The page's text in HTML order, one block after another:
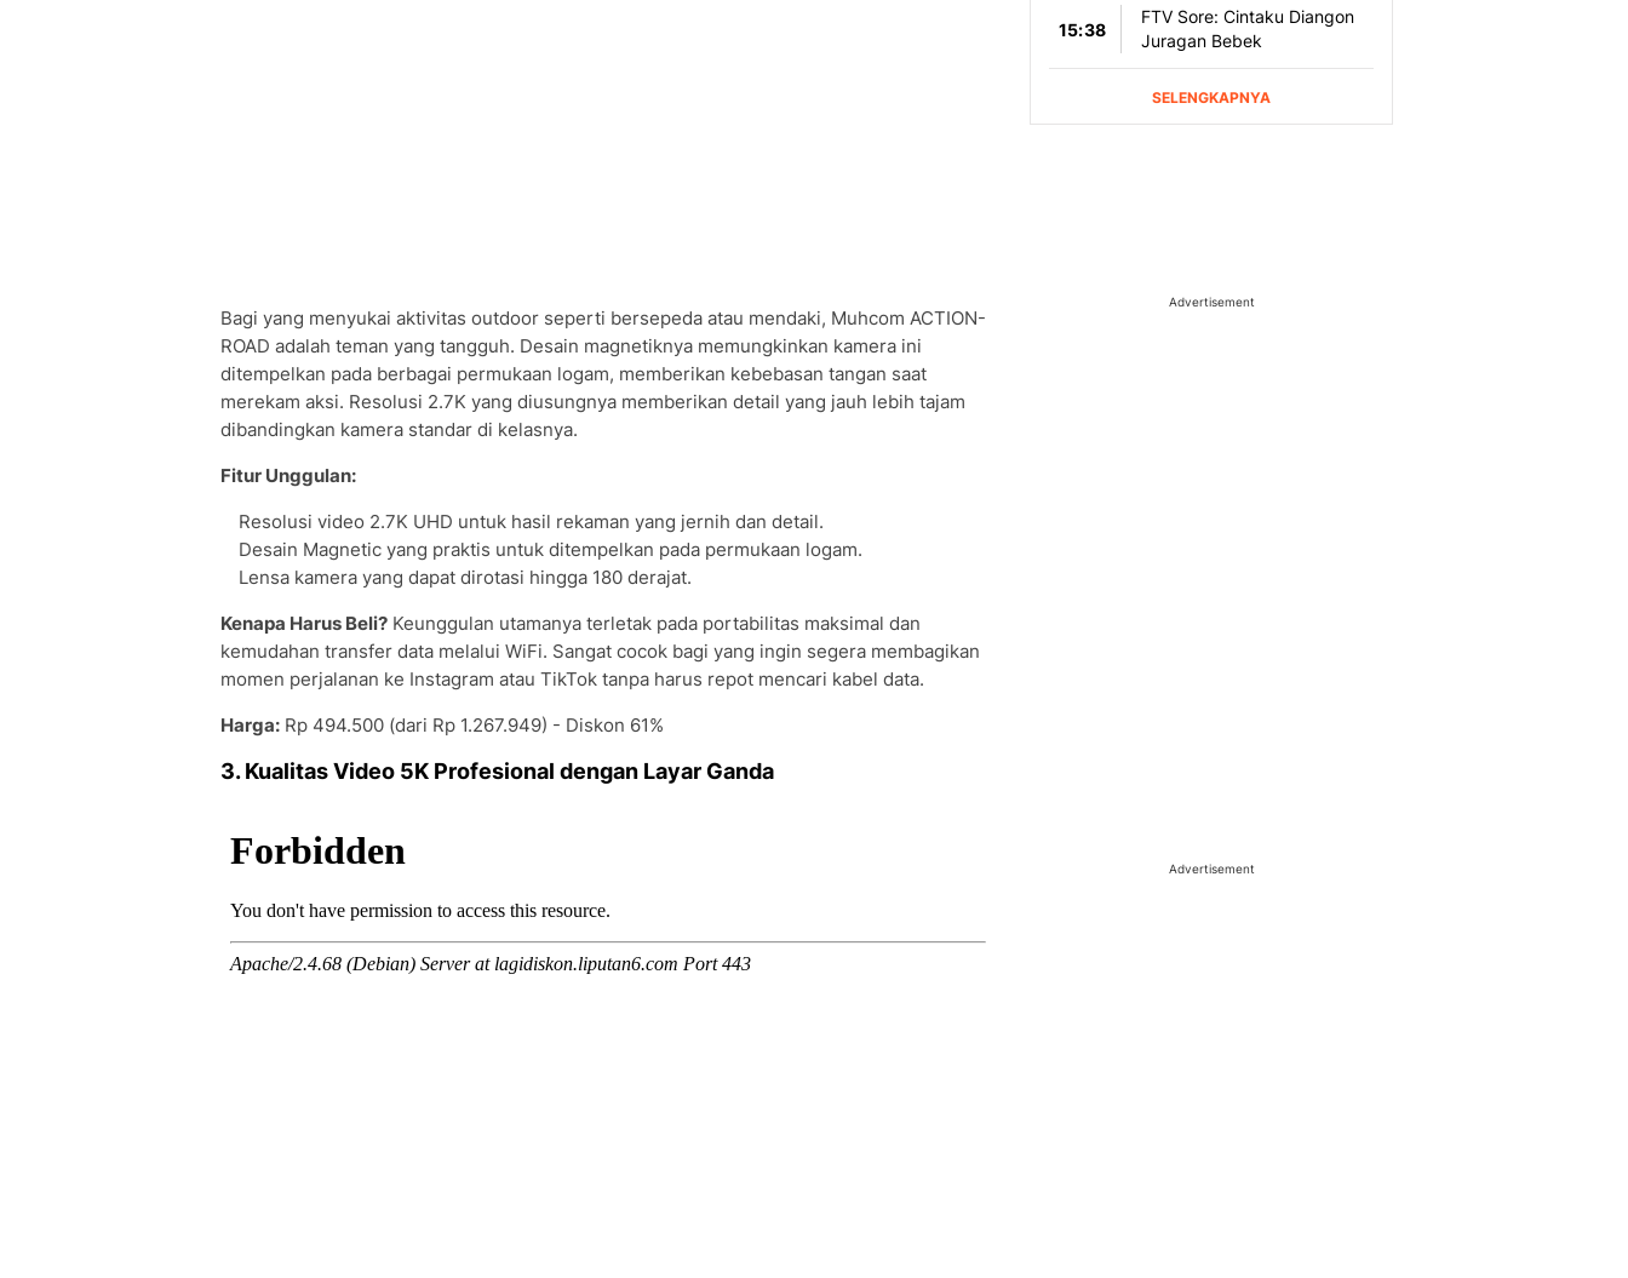
Bagi yang menyukai aktivitas outdoor seperti bersepeda atau mendaki, Muhcom ACTION-
ROAD adalah teman yang tangguh. Desain magnetiknya memungkinkan kamera ini
ditempelkan pada berbagai permukaan logam, memberikan kebebasan tangan saat
merekam aksi. Resolusi 2.7K yang diusungnya memberikan detail yang jauh lebih tajam
dibandingkan kamera standar di kelasnya.
Fitur Unggulan:
Resolusi video 2.7K UHD untuk hasil rekaman yang jernih dan detail.
Desain Magnetic yang praktis untuk ditempelkan pada permukaan logam.
Lensa kamera yang dapat dirotasi hingga 180 derajat.
Kenapa Harus Beli? Keunggulan utamanya terletak pada portabilitas maksimal dan
kemudahan transfer data melalui WiFi. Sangat cocok bagi yang ingin segera membagikan
momen perjalanan ke Instagram atau TikTok tanpa harus repot mencari kabel data.
Harga: Rp 494.500 (dari Rp 1.267.949) - Diskon 61%
3. Kualitas Video 5K Profesional dengan Layar Ganda
Advertisement
Advertisement